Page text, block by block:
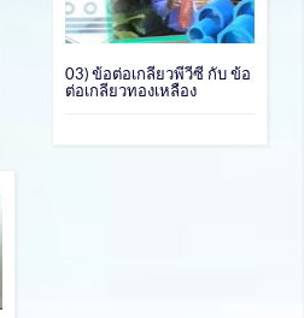
03) ข้อต่อเกลียวพีวีซี กับ ข้อ
ต่อเกลียวทองเหลือง